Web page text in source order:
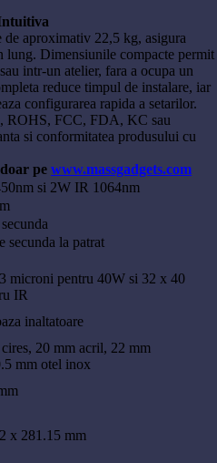
de aproximativ 22,5 kg, asigura
lung. Dimensiunile compacte permit
intr-un atelier, fara a ocupa un
reduce timpul de instalare, iar
configurarea rapida a setarilor.
ROHS, FCC, FDA, KC sau
si conformitatea produsului cu
pe www.massgadgets.com
si 2W IR 1064nm
secunda la patrat
microni pentru 40W si 32 x 40
IR
inaltatoare
20 mm acril, 22 mm
mm otel inox
x 281.15 mm